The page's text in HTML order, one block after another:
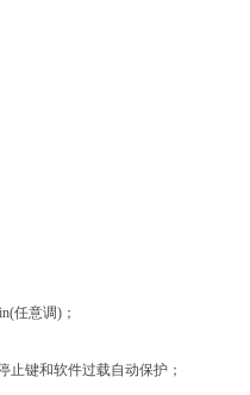
任意调)；
键和软件过载自动保护；